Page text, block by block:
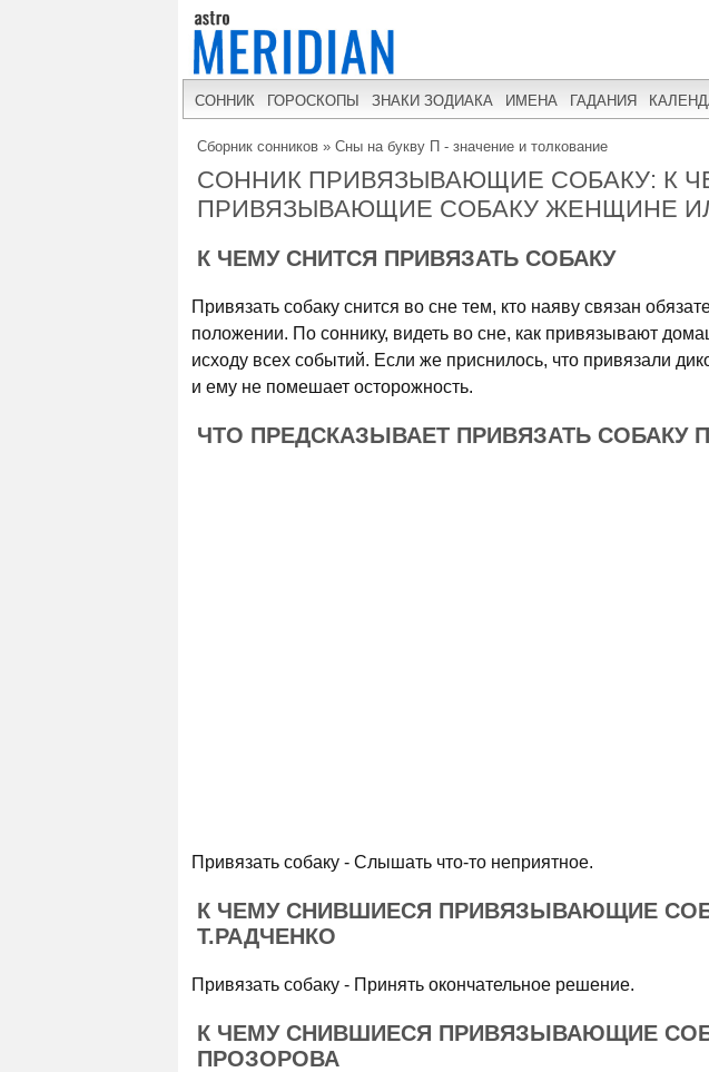
СОННИК ГОРОСКОПЫ ЗНАКИ ЗОДИАКА ИМЕНА ГАДАНИЯ
Сборник сонников » Сны на букву П - значение и толкование
СОННИК ПРИВЯЗЫВАЮЩИЕ СОБАКУ: К
ПРИВЯЗЫВАЮЩИЕ СОБАКУ ЖЕНЩИНЕ
К ЧЕМУ СНИТСЯ ПРИВЯЗАТЬ СОБАКУ
Привязать собаку снится во сне тем, кто наяву связан
положении. По соннику, видеть во сне, как привязывают
исходу всех событий. Если же приснилось, что привязали
и ему не помешает осторожность.
ЧТО ПРЕДСКАЗЫВАЕТ ПРИВЯЗАТЬ СОБАКУ
Привязать собаку - Слышать что-то неприятное.
К ЧЕМУ СНИВШИЕСЯ ПРИВЯЗЫВАЮЩИЕ
Т.РАДЧЕНКО
Привязать собаку - Принять окончательное решение.
К ЧЕМУ СНИВШИЕСЯ ПРИВЯЗЫВАЮЩИЕ
ПРОЗОРОВА